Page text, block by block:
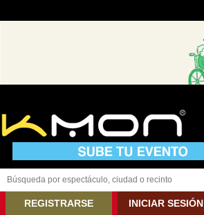
REGISTRARSE INICIAR SESIÓN